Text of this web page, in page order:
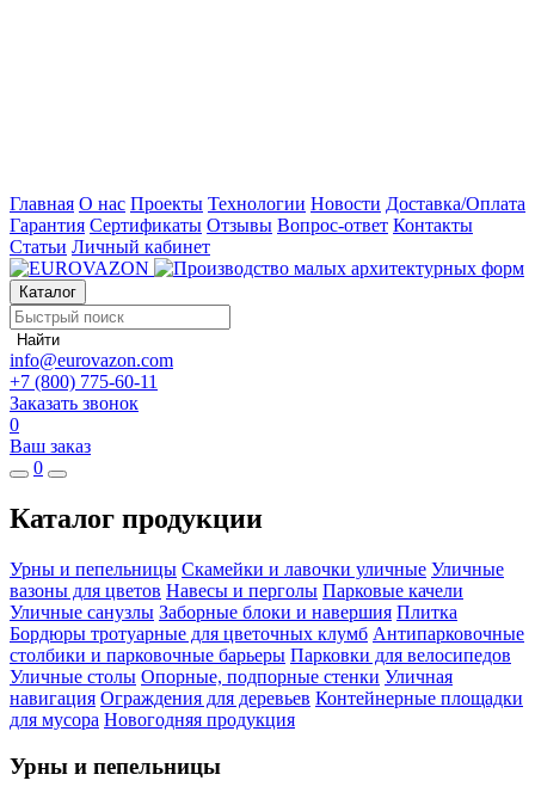
Главная О нас Проекты Технологии Новости Доставка/Оплата
Гарантия Сертификаты Отзывы Вопрос-ответ Контакты
Статьи Личный кабинет
Каталог
Найти
info@eurovazon.com
+7 (800) 775-60-11
Заказать звонок
0
Ваш заказ
0
Каталог продукции
Урны и пепельницы Скамейки и лавочки уличные Уличные
вазоны для цветов Навесы и перголы Парковые качели
Уличные санузлы Заборные блоки и навершия Плитка
Бордюры тротуарные для цветочных клумб Антипарковочные
столбики и парковочные барьеры Парковки для велосипедов
Уличные столы Опорные, подпорные стенки Уличная
навигация Ограждения для деревьев Контейнерные площадки
для мусора Новогодняя продукция
Урны и пепельницы